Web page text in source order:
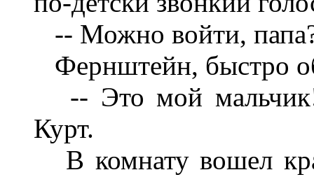
-- Можно войти,
Фернштейн, быстро
-- Это мой
Курт.
В комнату вошел